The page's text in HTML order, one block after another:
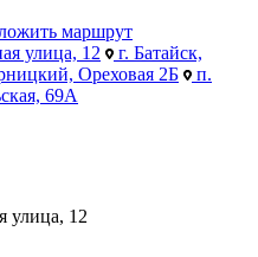
маршрут
улица, 12
г. Батайск,
Ореховая 2Б
п.
69А
улица, 12